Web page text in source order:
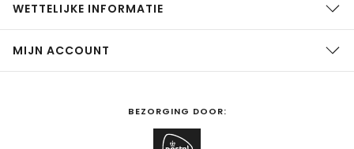
WETTELIJKE INFORMATIE
MIJN ACCOUNT
BEZORGING DOOR: